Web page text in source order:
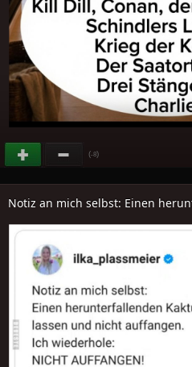
(-8)
Notiz an mich selbst: Einen